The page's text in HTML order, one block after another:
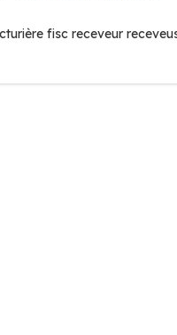
fisc receveur